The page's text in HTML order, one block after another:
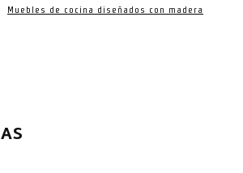
Muebles de cocina diseñados con madera